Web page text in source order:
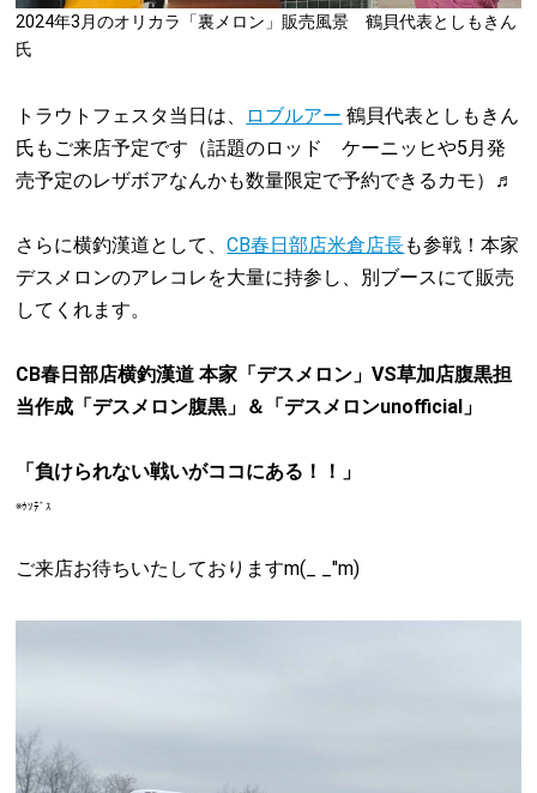
2024年3月のオリカラ「裏メロン」販売風景 鶴貝代表としもきん
氏
トラウトフェスタ当日は、 ロブルアー 鶴貝代表としもきん
氏もご来店予定です（話題のロッド ケーニッヒや5月発
売予定のレザボアなんかも数量限定で予約できるカモ）♬
さらに横釣漢道として、CB春日部店米倉店長も参戦！本家
デスメロンのアレコレを大量に持参し、別ブースにて販売
してくれます。
CB春日部店横釣漢道 本家「デスメロン」VS草加店腹黒担
当作成「デスメロン腹黒」＆「デスメロンunofficial」
「負けられない戦いがココにある！！」
※ｳｿﾃﾞｽ
ご来店お待ちいたしておりますm(_ _"m)